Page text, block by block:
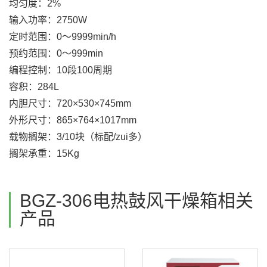
均匀度：2%
输入功率：2750W
定时范围：0～9999min/h
预约范围：0～999min
编程控制：10段100周期
容积：284L
内胆尺寸：720×530×745mm
外形尺寸：865×764×1017mm
载物搁架：3/10块（标配/zui多）
搁架承重：15Kg
BGZ-306电热鼓风干燥箱相关
产品